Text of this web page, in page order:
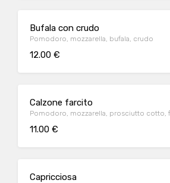
Bufala con crudo
Pomodoro, mozzarella, bufala, crudo
12.00 €
Calzone farcito
Pomodoro, mozzarella, prosciutto cotto,
11.00 €
Capricciosa